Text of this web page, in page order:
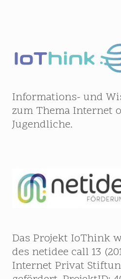
Informations- und
zum Thema Internet
Jugendliche.
Das Projekt IoThink
des netidee call 13
Internet Privat